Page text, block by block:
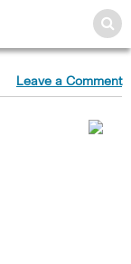
Leave a Comment